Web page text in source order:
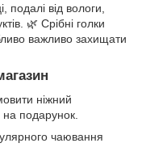
подалі від вологи,
🌿 Срібні голки
важливо захищати
ніжний
на подарунок.
чаювання